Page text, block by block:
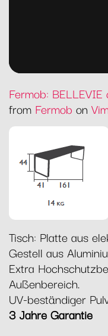
Fermob:
from Fermob on
Tisch: Platte aus
Gestell aus
Extra
Außenbereich.
UV-beständiger
3 Jahre Garantie